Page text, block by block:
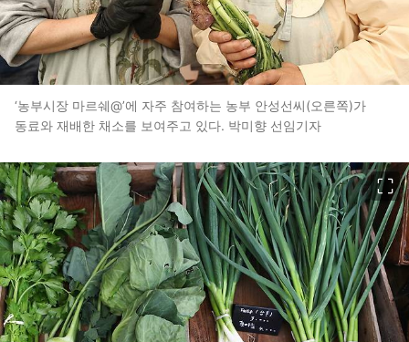
‘농부시장 마르쉐@’에 자주 참여하는 농부 안성선씨(오른쪽)가
동료와 재배한 채소를 보여주고 있다. 박미향 선임기자